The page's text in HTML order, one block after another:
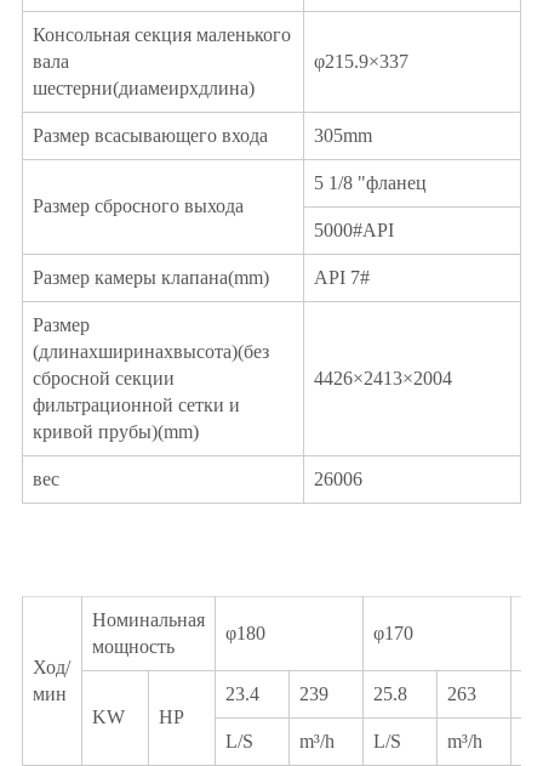
Консольная секция маленького
вала
шестерни(диамеирxдлина)
φ215.9×337
Размер всасывающего входа 305mm
Размер сбросного выхода
5 1/8 "фланец
5000#API
Размер камеры клапана(mm) API 7#
Размер
(длинаxширинаxвысота)(без
сбросной секции
фильтрационной сетки и
кривой прубы)(mm)
4426×2413×2004
вес 26006
Ход/
мин
Номинальная
мощность
φ180 φ170
KW HP
23.4 239 25.8 263
L/S m³/h L/S m³/h